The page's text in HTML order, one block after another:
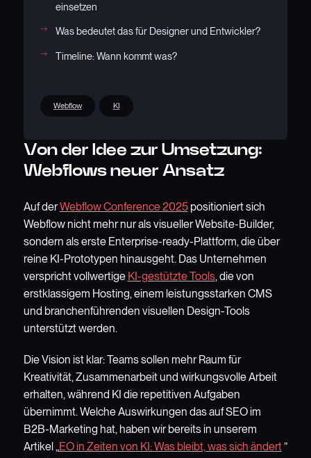
Von der Idee zur Umsetzung:
Webflows neuer Ansatz
Auf derWebflow Conference 2025positioniert sich
Webflow nicht mehr nur als visueller Website-Builder,
sondern als erste Enterprise-ready-Plattform, die über
reine KI-Prototypen hinausgeht. Das Unternehmen
verspricht vollwertige KI-gestützte Tools, die von
erstklassigem Hosting, einem leistungsstarken CMS
und branchenführenden visuellen Design-Tools
unterstützt werden.
Die Vision ist klar: Teams sollen mehr Raum für
Kreativität, Zusammenarbeit und wirkungsvolle Arbeit
erhalten, während KI die repetitiven Aufgaben
übernimmt. Welche Auswirkungen das auf SEO im
B2B-Marketing hat, haben wir bereits in unserem
Artikel „EO in Zeiten von KI: Was bleibt, was sich ändert”
einsetzen
Was bedeutet das für Designer und Entwickler?
Timeline: Wann kommt was?
Webflow KI